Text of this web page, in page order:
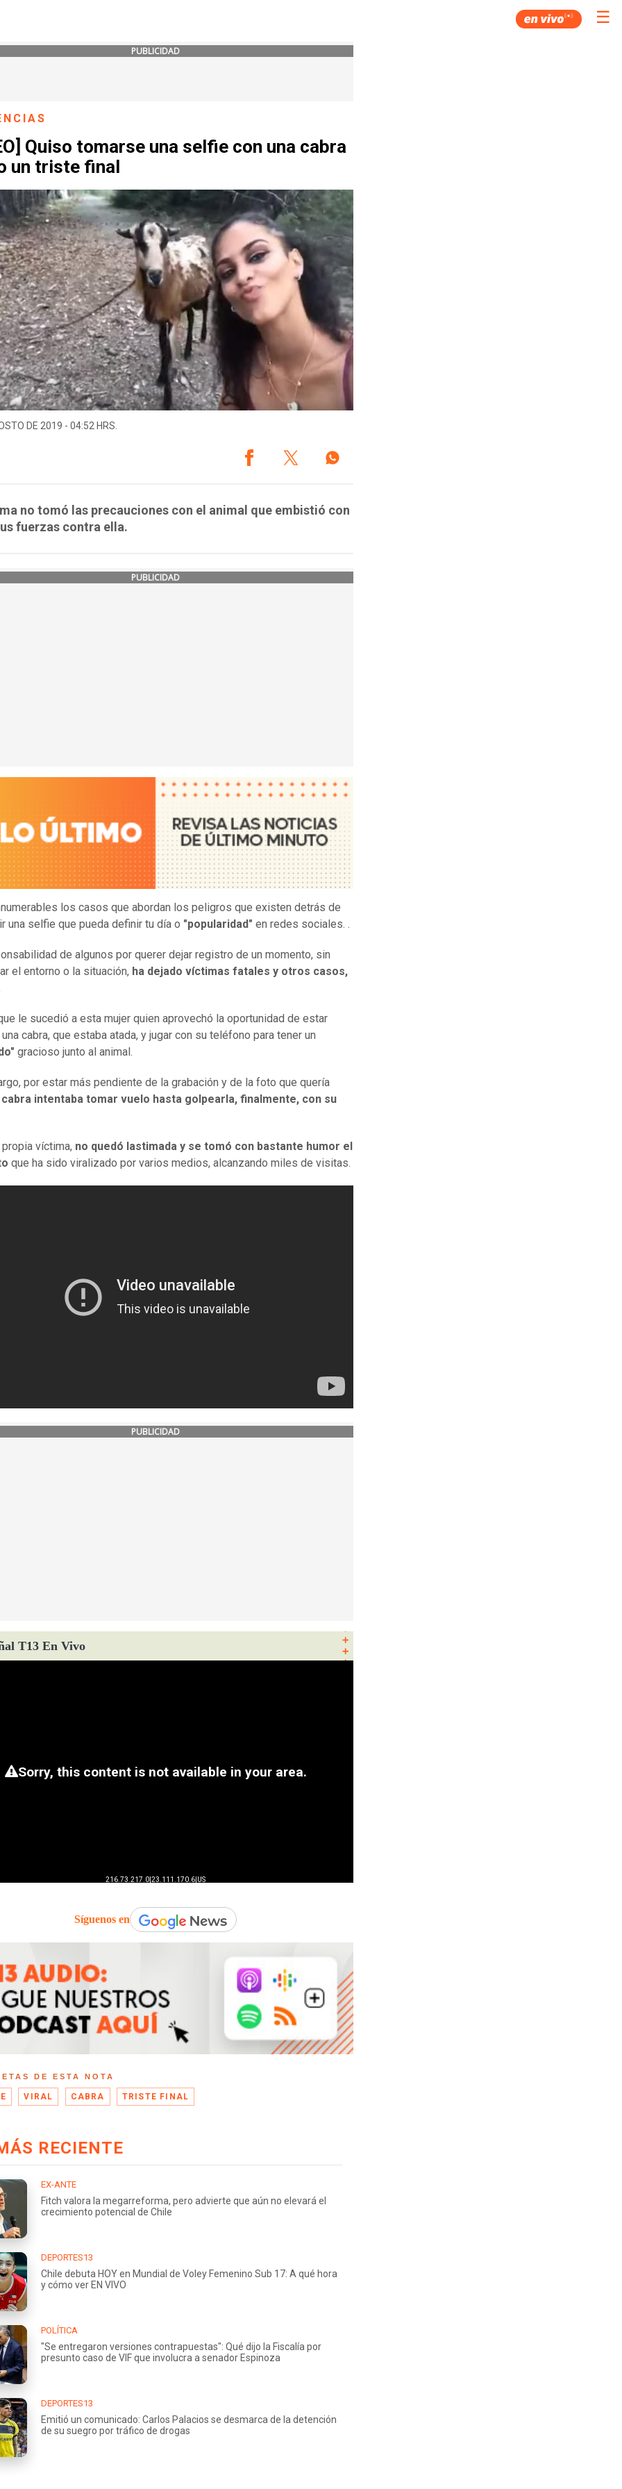
☰
PUBLICIDAD
Quiso tomarse una selfie con una cabra
un triste final
DE 2019 - 04:52 HRS.
no tomó las precauciones con el animal que embistió con
fuerzas contra ella.
PUBLICIDAD
los casos que abordan los peligros que existen detrás de
una selfie que pueda definir tu día o "popularidad" en redes sociales. .
de algunos por querer dejar registro de un momento, sin
el entorno o la situación, ha dejado víctimas fatales y otros casos,
le sucedió a esta mujer quien aprovechó la oportunidad de estar
cabra, que estaba atada, y jugar con su teléfono para tener un
gracioso junto al animal.
por estar más pendiente de la grabación y de la foto que quería
intentaba tomar vuelo hasta golpearla, finalmente, con su
víctima, no quedó lastimada y se tomó con bastante humor el
que ha sido viralizado por varios medios, alcanzando miles de visitas.
PUBLICIDAD
T13 En Vivo
Síguenos en
DE ESTA NOTA
VIRAL CABRA TRISTE FINAL
RECIENTE
EX-ANTE
Fitch valora la megarreforma, pero advierte que aún no elevará el
crecimiento potencial de Chile
DEPORTES13
Chile debuta HOY en Mundial de Voley Femenino Sub 17: A qué hora
y cómo ver EN VIVO
POLÍTICA
"Se entregaron versiones contrapuestas": Qué dijo la Fiscalía por
presunto caso de VIF que involucra a senador Espinoza
DEPORTES13
Emitió un comunicado: Carlos Palacios se desmarca de la detención
de su suegro por tráfico de drogas